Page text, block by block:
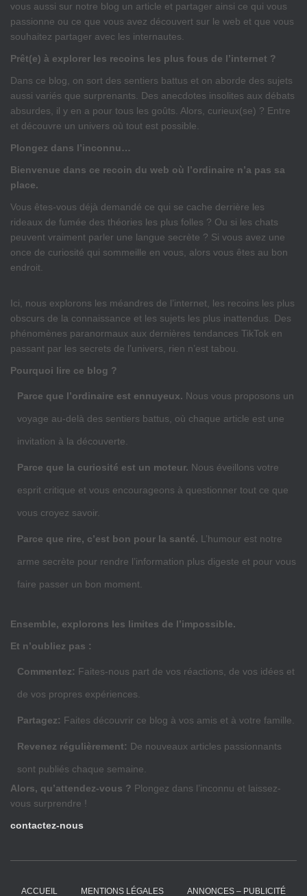
vous aussi sur notre blog un article et partager ainsi ce qui vous
passionne ou ce que vous avez découvert sur le web et que vous
souhaitez partager avec les internautes.
Prêt(e) à explorer les recoins les plus fous de l’internet ?
Dans ce blog, on sort des sentiers battus et on aborde des sujets
aussi variés que surprenants. Des anecdotes insolites aux débats
absurdes, il y en a pour tous les goûts. Alors, curieux(se) ? Entre
et découvre un univers où tout est possible.
Plongez dans l’inconnu…
Bienvenue dans ce recoin du web où l’ordinaire n’a pas sa
place.
Vous êtes-vous déjà demandé ce qui se cache derrière les
rideaux de fumée des théories les plus folles ? Ou si les chats
peuvent vraiment parler une langue secrète ? Si vous avez une
once de curiosité qui sommeille en vous, alors vous êtes au bon
endroit.
Ici, nous explorons les méandres de l’internet, les recoins les plus
obscurs de la connaissance et les sujets les plus inattendus. Des
phénomènes paranormaux aux dernières tendances TikTok en
passant par les secrets de l’univers, rien n’est tabou.
Pourquoi lire ce blog ?
Parce que l’ordinaire est ennuyeux. Nous vous proposons un
voyage au-delà des sentiers battus, où chaque article est une
invitation à la découverte.
Parce que la curiosité est un moteur. Nous éveillons votre
esprit critique et vous encourageons à questionner tout ce que
vous croyez savoir.
Parce que rire, c’est bon pour la santé. L’humour est notre
arme secrète pour rendre l’information plus digeste et pour vous
faire passer un bon moment.
Ensemble, explorons les limites de l’impossible.
Et n’oubliez pas :
Commentez: Faites-nous part de vos réactions, de vos idées et
de vos propres expériences.
Partagez: Faites découvrir ce blog à vos amis et à votre famille.
Revenez régulièrement: De nouveaux articles passionnants
sont publiés chaque semaine.
Alors, qu’attendez-vous ? Plongez dans l’inconnu et laissez-
vous surprendre !
contactez-nous
ACCUEIL MENTIONS LÉGALES ANNONCES – PUBLICITÉ